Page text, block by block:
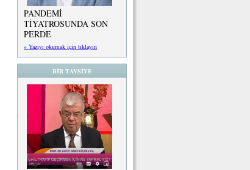
PANDEMİ
TİYATROSUNDA SON
PERDE
» Yazıyı okumak için tıklayın
BİR TAVSİYE